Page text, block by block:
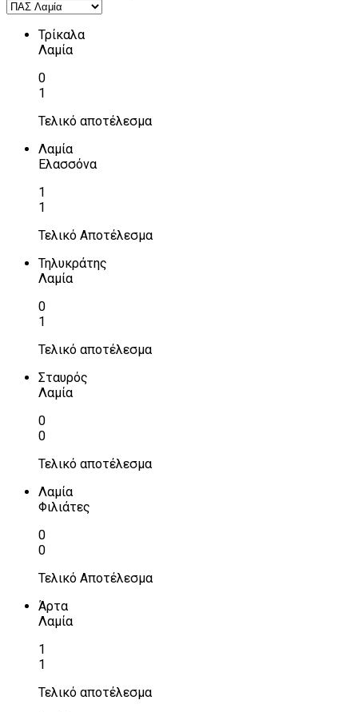
Τρίκαλα
Λαμία
0
1
Τελικό αποτέλεσμα
Λαμία
Ελασσόνα
1
1
Τελικό Αποτέλεσμα
Τηλυκράτης
Λαμία
0
1
Τελικό αποτέλεσμα
Σταυρός
Λαμία
0
0
Τελικό αποτέλεσμα
Λαμία
Φιλιάτες
0
0
Τελικό Αποτέλεσμα
Άρτα
Λαμία
1
1
Τελικό αποτέλεσμα